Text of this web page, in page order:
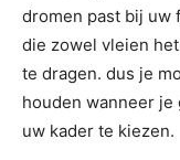
dromen past bij uw
die zowel vleien
te dragen. dus je
houden wanneer je
uw kader te kiezen.